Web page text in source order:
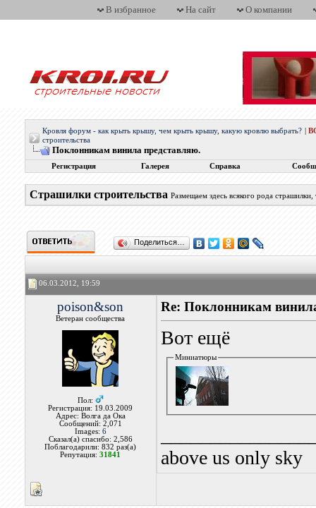
В избранное На сайт О компании
Кровля форум - как крыть крышу, чем крыть крышу, какую кровлю выбрать?
строительства
Поклонникам винила представляю.
Регистрация Галерея Справка
Страшилки строительства Размещаем здесь всякого рода
Поделиться…
06.03.2012, 19:59
poison&son
Ветеран сообщества
Пол:
Регистрация: 19.03.2009
Адрес: Волга да Ока
Сообщений: 2,071
Images: 6
Сказал(а) спасибо: 2,586
Поблагодарили: 832 раз(а)
Репутация:31841
Re: Поклонникам
Вот ещё
Миниатюры
above us only sky